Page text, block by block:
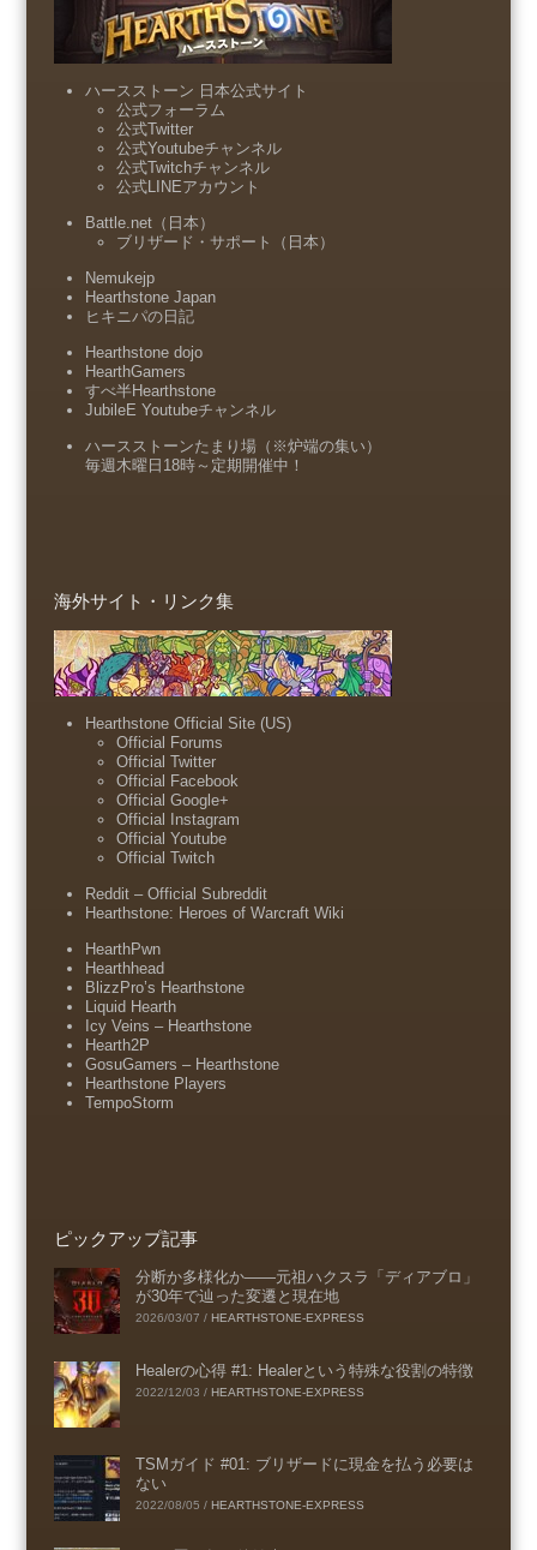
ハースストーン 日本公式サイト
公式フォーラム
公式Twitter
公式Youtubeチャンネル
公式Twitchチャンネル
公式LINEアカウント
Battle.net（日本）
ブリザード・サポート（日本）
Nemukejp
Hearthstone Japan
ヒキニパの日記
Hearthstone dojo
HearthGamers
すべ半Hearthstone
JubileE Youtubeチャンネル
ハースストーンたまり場（※炉端の集い）
毎週木曜日18時～定期開催中！
海外サイト・リンク集
Hearthstone Official Site (US)
Official Forums
Official Twitter
Official Facebook
Official Google+
Official Instagram
Official Youtube
Official Twitch
Reddit – Official Subreddit
Hearthstone: Heroes of Warcraft Wiki
HearthPwn
Hearthhead
BlizzPro’s Hearthstone
Liquid Hearth
Icy Veins – Hearthstone
Hearth2P
GosuGamers – Hearthstone
Hearthstone Players
TempoStorm
ピックアップ記事
分断か多様化か――元祖ハクスラ「ディアブロ」
が30年で辿った変遷と現在地
2026/03/07 / HEARTHSTONE-EXPRESS
Healerの心得 #1: Healerという特殊な役割の特徴
2022/12/03 / HEARTHSTONE-EXPRESS
TSMガイド #01: ブリザードに現金を払う必要は
ない
2022/08/05 / HEARTHSTONE-EXPRESS